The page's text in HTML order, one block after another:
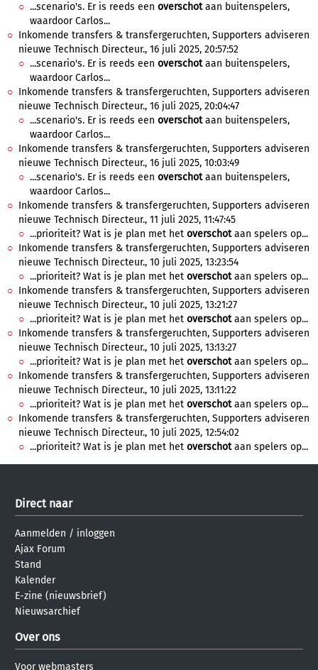
...scenario's. Er is reeds een overschotaan buitenspelers,
waardoor Carlos...
Inkomende transfers & transfergeruchten, Supporters adviseren
nieuwe Technisch Directeur., 16 juli 2025, 20:57:52
...scenario's. Er is reeds een overschotaan buitenspelers,
waardoor Carlos...
Inkomende transfers & transfergeruchten, Supporters adviseren
nieuwe Technisch Directeur., 16 juli 2025, 20:04:47
...scenario's. Er is reeds een overschotaan buitenspelers,
waardoor Carlos...
Inkomende transfers & transfergeruchten, Supporters adviseren
nieuwe Technisch Directeur., 16 juli 2025, 10:03:49
...scenario's. Er is reeds een overschotaan buitenspelers,
waardoor Carlos...
Inkomende transfers & transfergeruchten, Supporters adviseren
nieuwe Technisch Directeur., 11 juli 2025, 11:47:45
...prioriteit? Wat is je plan met het overschotaan spelers op...
Inkomende transfers & transfergeruchten, Supporters adviseren
nieuwe Technisch Directeur., 10 juli 2025, 13:23:54
...prioriteit? Wat is je plan met het overschotaan spelers op...
Inkomende transfers & transfergeruchten, Supporters adviseren
nieuwe Technisch Directeur., 10 juli 2025, 13:21:27
...prioriteit? Wat is je plan met het overschotaan spelers op...
Inkomende transfers & transfergeruchten, Supporters adviseren
nieuwe Technisch Directeur., 10 juli 2025, 13:13:27
...prioriteit? Wat is je plan met het overschotaan spelers op...
Inkomende transfers & transfergeruchten, Supporters adviseren
nieuwe Technisch Directeur., 10 juli 2025, 13:11:22
...prioriteit? Wat is je plan met het overschotaan spelers op...
Inkomende transfers & transfergeruchten, Supporters adviseren
nieuwe Technisch Directeur., 10 juli 2025, 12:54:02
...prioriteit? Wat is je plan met het overschotaan spelers op...
Direct naar
Aanmelden / inloggen
Ajax Forum
Stand
Kalender
E-zine (nieuwsbrief)
Nieuwsarchief
Over ons
Voor webmasters